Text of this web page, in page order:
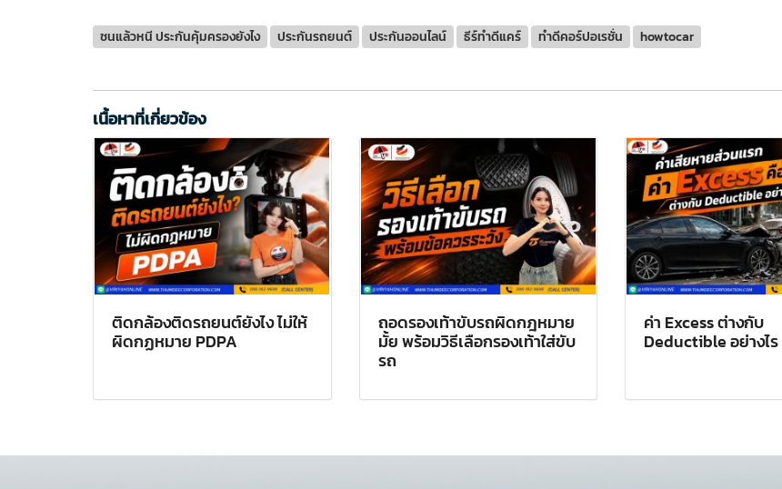
ชนแล้วหนี ประกันคุ้มครองยังไง ประกันรถยนต์ ประกันออนไลน์ ธีร์ทำดีแคร์ ทำดีคอร์ปอเรชั่น howtocar
เนื้อหาที่เกี่ยวข้อง
ติดกล้องติดรถยนต์ยังไง ไม่ให้
ผิดกฏหมาย PDPA
ถอดรองเท้าขับรถผิดกฎหมาย
มั้ย พร้อมวิธีเลือกรองเท้าใส่ขับ
รถ
ค่า Excess ต่างกับ
Deductible อย่างไร